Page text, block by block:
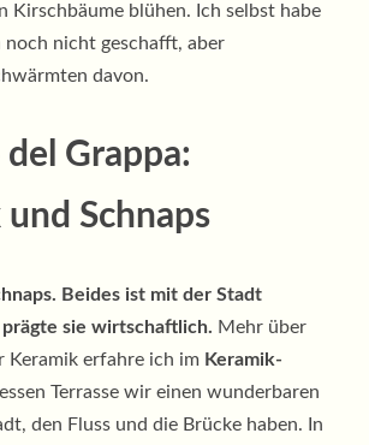
Kirschbäume blühen. Ich selbst habe
noch nicht geschafft, aber
davon.
del Grappa:
und Schnaps
Beides ist mit der Stadt
sie wirtschaftlich. Mehr über
Keramik erfahre ich im Keramik-
Terrasse wir einen wunderbaren
den Fluss und die Brücke haben. In